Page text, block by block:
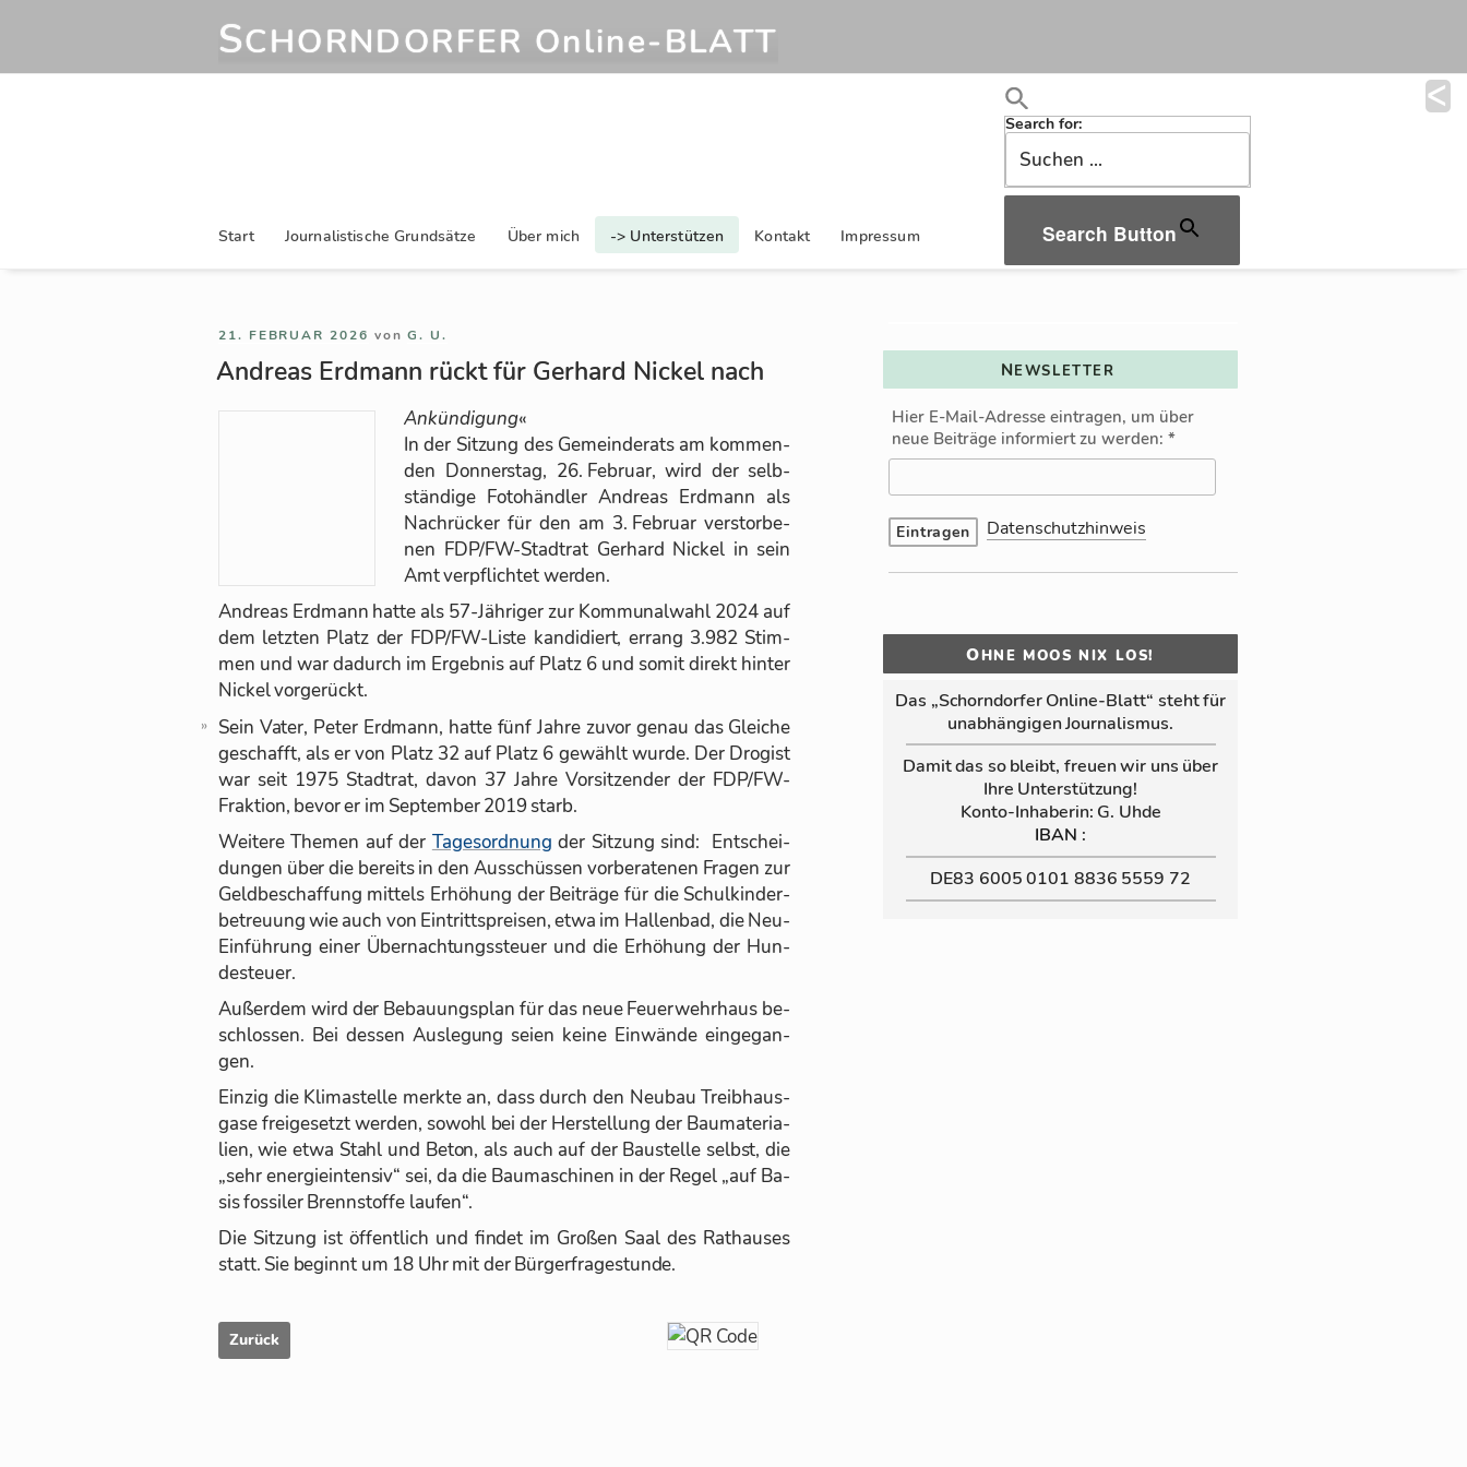
SCHORNDORFER Online‑BLATT
Start Journalistische Grundsätze Über mich -> Unterstützen Kontakt Impressum
Search for:
Search Button
VERÖFFENTLICHT
21. FEBRUAR 2026 vonG. U.
Andreas Erdmann rückt für Gerhard Nickel nach
An­kün­di­gung«
In der Sit­zung des Ge­mein­de­rats am kom­men­
den Don­ners­tag, 26. Fe­bruar, wird der selb­
stän­dige Fo­to­händ­ler An­dreas Erd­mann als
Nach­rü­cker für den am 3. Fe­bruar ver­stor­be­
nen FDP/FW-Stadt­rat Ger­hard Ni­ckel in sein
Amt ver­pflich­tet wer­den.
An­dreas Erd­mann hatte als 57-Jäh­ri­ger zur Kom­mu­nal­wahl 2024 auf
dem letz­ten Platz der FDP/FW-Liste kan­di­diert, er­rang 3.982 Stim­
men und war da­durch im Er­geb­nis auf Platz 6 und so­mit di­rekt hin­ter
Ni­ckel vor­ge­rückt.
Sein Va­ter, Pe­ter Erd­mann, hatte fünf Jahre zu­vor ge­nau das Glei­che
ge­schafft, als er von Platz 32 auf Platz 6 ge­wählt wurde. Der Dro­gist
war seit 1975 Stadt­rat, da­von 37 Jahre Vor­sit­zen­der der FDP/FW-
Frak­tion, be­vor er im Sep­tem­ber 2019 starb.
Wei­tere The­men auf der Ta­ges­ord­nung der Sit­zung sind: Ent­schei­
dun­gen über die be­reits in den Aus­schüs­sen vor­be­ra­te­nen Fra­gen zur
Geld­be­schaf­fung mit­tels Er­hö­hung der Bei­träge für die Schul­kin­der­
be­treu­ung wie auch von Ein­tritts­prei­sen, etwa im Hal­len­bad, die Neu-
Ein­füh­rung ei­ner Über­nach­tungs­steuer und die Er­hö­hung der Hun­
de­steuer.
Au­ßer­dem wird der Be­bau­ungs­plan für das neue Feu­er­wehr­haus be­
schlos­sen. Bei des­sen Aus­le­gung seien keine Ein­wände ein­ge­gan­
gen.
Ein­zig die Kli­ma­stelle merkte an, dass durch den Neu­bau Treib­haus­
gase frei­ge­setzt wer­den, so­wohl bei der Her­stel­lung der Bau­ma­te­ria­
lien, wie etwa Stahl und Be­ton, als auch auf der Bau­stelle selbst, die
„sehr en­er­gie­in­ten­siv“ sei, da die Bau­ma­schi­nen in der Re­gel „auf Ba­
sis fos­si­ler Brenn­stoffe lau­fen“.
Die Sit­zung ist öf­fent­lich und fin­det im Gro­ßen Saal des Rat­hau­ses
statt. Sie be­ginnt um 18 Uhr mit der Bür­ger­fra­ge­stunde.
NEWSLETTER
Hier E-Mail-Adresse eintragen, um über
neue Beiträge informiert zu werden:*
Datenschutzhinweis
OHNE MOOS NIX LOS!
Das „Schorn­dor­fer Online‑Blatt“ steht für
un­ab­hän­gi­gen Jour­na­lis­mus.
Da­mit das so bleibt, freuen wir uns über
Ihre Un­ter­stüt­zung!
Konto-In­ha­be­rin: G. Uhde
IBAN :
DE83 6005 0101 8836 5559 72